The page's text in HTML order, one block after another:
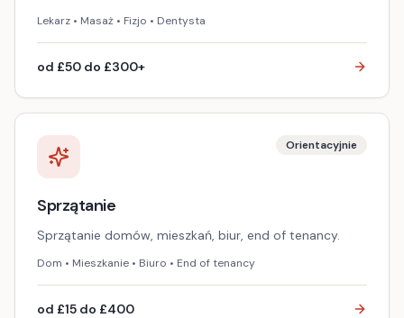
Lekarz • Masaż • Fizjo • Dentysta
od £50 do £300+
Orientacyjnie
Sprzątanie
Sprzątanie domów, mieszkań, biur, end of tenancy.
Dom • Mieszkanie • Biuro • End of tenancy
od £15 do £400